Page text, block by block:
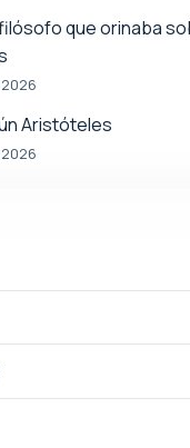
que orinaba
Aristóteles